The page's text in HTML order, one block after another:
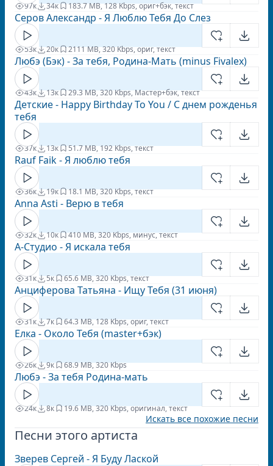
97к 34к 183.7 MB, 128 Kbps, ориг+бэк, текст
Серов Александр - Я Люблю Тебя До Слез
53к 20к 2111 MB, 320 Kbps, ориг, текст
Любэ (Бэк) - За тебя, Родина-Мать (minus Fivalex)
43к 13к 29.3 MB, 320 Kbps, Мастер+бэк, текст
Детские - Happy Birthday To You / С днем рожденья
тебя
37к 13к 51.7 MB, 192 Kbps, текст
Rauf Faik - Я люблю тебя
36к 19к 18.1 MB, 320 Kbps, текст
Anna Asti - Верю в тебя
32к 10к 410 MB, 320 Kbps, минус, текст
А-Студио - Я искала тебя
31к 5к 65.6 MB, 320 Kbps, текст
Анциферова Татьяна - Ищу Тебя (31 июня)
31к 7к 64.3 MB, 128 Kbps, ориг, текст
Елка - Около Тебя (master+бэк)
26к 9к 68.9 MB, 320 Kbps
Любэ - За тебя Родина-мать
24к 8к 19.6 MB, 320 Kbps, оригинал, текст
Искать все похожие песни
Песни этого артиста
Зверев Cергей - Я Буду Лаской